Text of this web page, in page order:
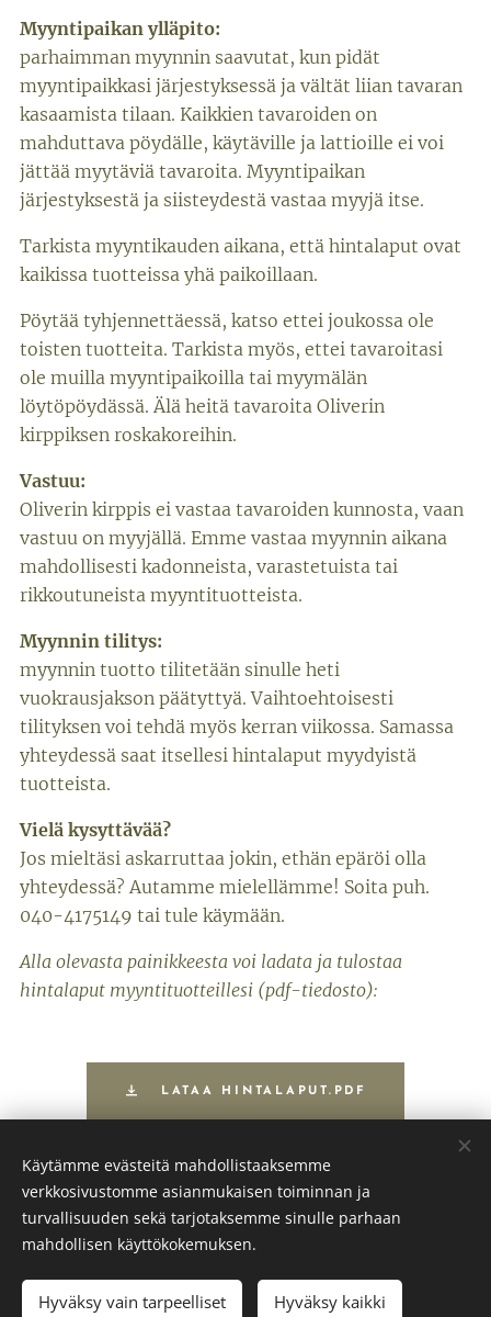
Myyntipaikan ylläpito:
parhaimman myynnin saavutat, kun pidät
myyntipaikkasi järjestyksessä ja vältät liian tavaran
kasaamista tilaan. Kaikkien tavaroiden on
mahduttava pöydälle, käytäville ja lattioille ei voi
jättää myytäviä tavaroita. Myyntipaikan
järjestyksestä ja siisteydestä vastaa myyjä itse.
Tarkista myyntikauden aikana, että hintalaput ovat
kaikissa tuotteissa yhä paikoillaan.
Pöytää tyhjennettäessä, katso ettei joukossa ole
toisten tuotteita. Tarkista myös, ettei tavaroitasi
ole muilla myyntipaikoilla tai myymälän
löytöpöydässä. Älä heitä tavaroita Oliverin
kirppiksen roskakoreihin.
Vastuu:
Oliverin kirppis ei vastaa tavaroiden kunnosta, vaan
vastuu on myyjällä. Emme vastaa myynnin aikana
mahdollisesti kadonneista, varastetuista tai
rikkoutuneista myyntituotteista.
Myynnin tilitys:
myynnin tuotto tilitetään sinulle heti
vuokrausjakson päätyttyä. Vaihtoehtoisesti
tilityksen voi tehdä myös kerran viikossa. Samassa
yhteydessä saat itsellesi hintalaput myydyistä
tuotteista.
Vielä kysyttävää?
Jos mieltäsi askarruttaa jokin, ethän epäröi olla
yhteydessä? Autamme mielellämme! Soita puh.
040-4175149 tai tule käymään.
Alla olevasta painikkeesta voi ladata ja tulostaa
hintalaput myyntituotteillesi (pdf-tiedosto):
LATAA HINTALAPUT.PDF
LuotuWebnodella Evästeet
Käytämme evästeitä mahdollistaaksemme
verkkosivustomme asianmukaisen toiminnan ja
turvallisuuden sekä tarjotaksemme sinulle parhaan
mahdollisen käyttökokemuksen.
Hyväksy vain tarpeelliset Hyväksy kaikki